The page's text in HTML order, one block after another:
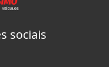
sociais